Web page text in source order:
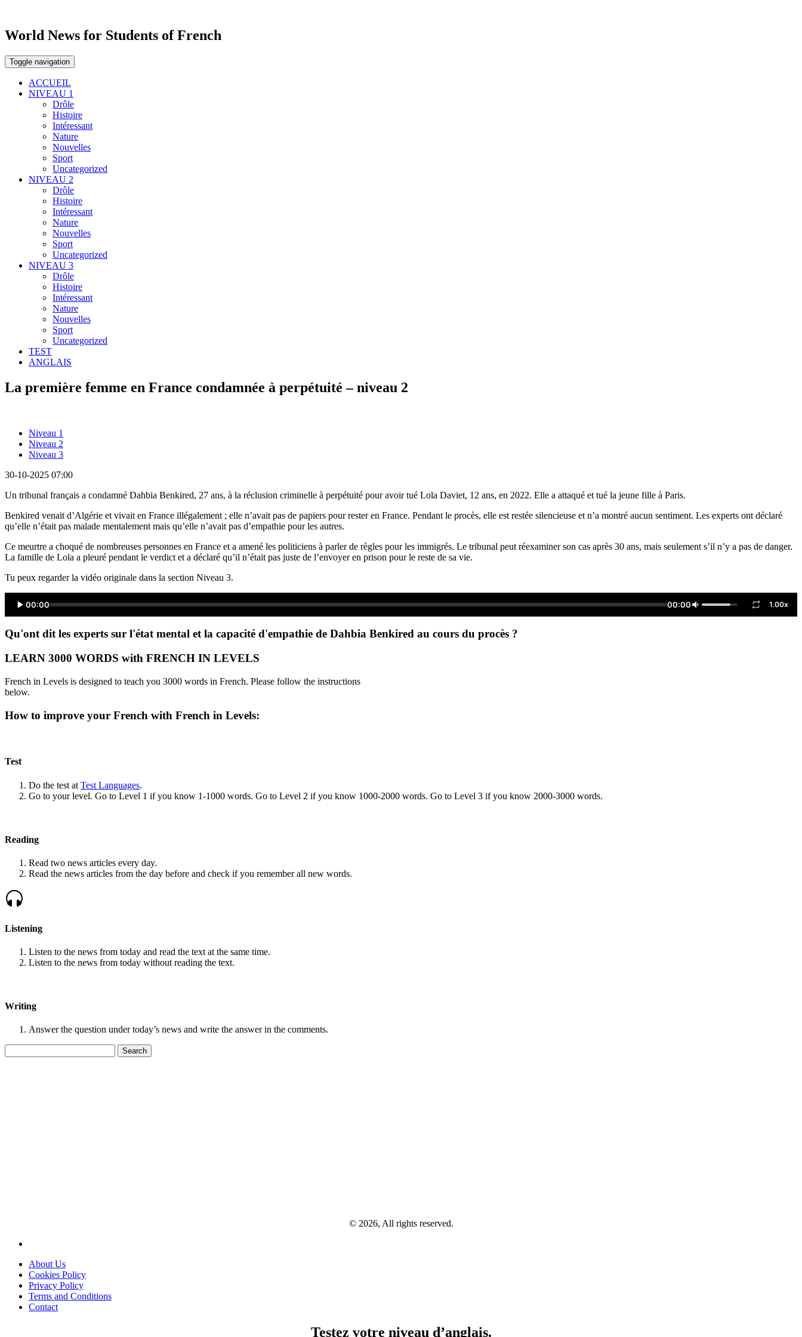
World News for Students of French
Toggle navigation
ACCUEIL
NIVEAU 1
Drôle
Histoire
Intéressant
Nature
Nouvelles
Sport
Uncategorized
NIVEAU 2
Drôle
Histoire
Intéressant
Nature
Nouvelles
Sport
Uncategorized
NIVEAU 3
Drôle
Histoire
Intéressant
Nature
Nouvelles
Sport
Uncategorized
TEST
ANGLAIS
La première femme en France condamnée à perpétuité – niveau 2
Niveau 1
Niveau 2
Niveau 3
30-10-2025 07:00
Un tribunal français a condamné Dahbia Benkired, 27 ans, à la réclusion criminelle à perpétuité pour avoir tué Lola Daviet, 12 ans, en 2022. Elle a attaqué et tué la jeune fille à Paris.
Benkired venait d’Algérie et vivait en France illégalement ; elle n’avait pas de papiers pour rester en France. Pendant le procès, elle est restée silencieuse et n’a montré aucun sentiment. Les experts ont déclaré
qu’elle n’était pas malade mentalement mais qu’elle n’avait pas d’empathie pour les autres.
Ce meurtre a choqué de nombreuses personnes en France et a amené les politiciens à parler de règles pour les immigrés. Le tribunal peut réexaminer son cas après 30 ans, mais seulement s’il n’y a pas de danger.
La famille de Lola a pleuré pendant le verdict et a déclaré qu’il n’était pas juste de l’envoyer en prison pour le reste de sa vie.
Tu peux regarder la vidéo originale dans la section Niveau 3.
00:00 00:00 1.00x
Qu'ont dit les experts sur l'état mental et la capacité d'empathie de Dahbia Benkired au cours du procès ?
LEARN 3000 WORDS with FRENCH IN LEVELS
French in Levels is designed to teach you 3000 words in French. Please follow the instructions
below.
How to improve your French with French in Levels:
Test
Do the test at Test Languages.
Go to your level. Go to Level 1 if you know 1-1000 words. Go to Level 2 if you know 1000-2000 words. Go to Level 3 if you know 2000-3000 words.
Reading
Read two news articles every day.
Read the news articles from the day before and check if you remember all new words.
Listening
Listen to the news from today and read the text at the same time.
Listen to the news from today without reading the text.
Writing
Answer the question under today’s news and write the answer in the comments.
for:
© 2026, All rights reserved.
About Us
Cookies Policy
Privacy Policy
Terms and Conditions
Contact
Testez votre niveau d’anglais.